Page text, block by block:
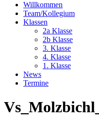
Willkommen
Team/Kollegium
Klassen
2a Klasse
2b Klasse
3. Klasse
4. Klasse
1. Klasse
News
Termine